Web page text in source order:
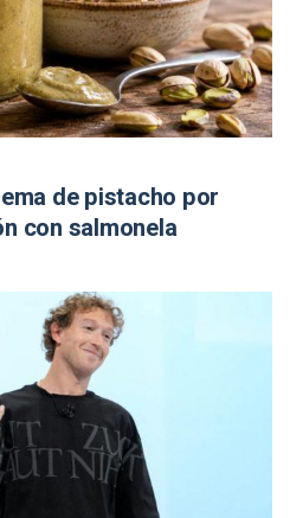
de pistacho por
con salmonela